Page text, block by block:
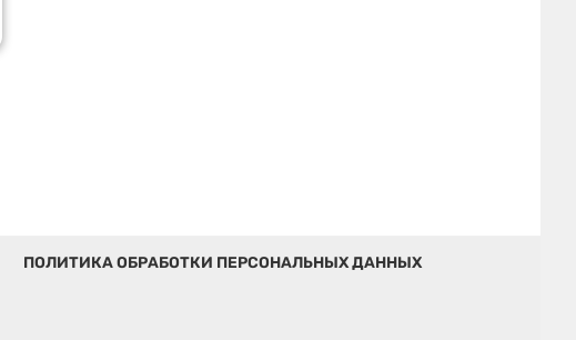
ПОЛИТИКА ОБРАБОТКИ ПЕРСОНАЛЬНЫХ ДАННЫХ